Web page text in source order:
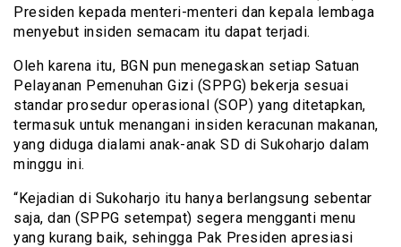
Presiden kepada menteri-menteri dan kepala lembaga
menyebut insiden semacam itu dapat terjadi.
Oleh karena itu, BGN pun menegaskan setiap Satuan
Pelayanan Pemenuhan Gizi (SPPG) bekerja sesuai
standar prosedur operasional (SOP) yang ditetapkan,
termasuk untuk menangani insiden keracunan makanan,
yang diduga dialami anak-anak SD di Sukoharjo dalam
minggu ini.
“Kejadian di Sukoharjo itu hanya berlangsung sebentar
saja, dan (SPPG setempat) segera mengganti menu
yang kurang baik, sehingga Pak Presiden apresiasi